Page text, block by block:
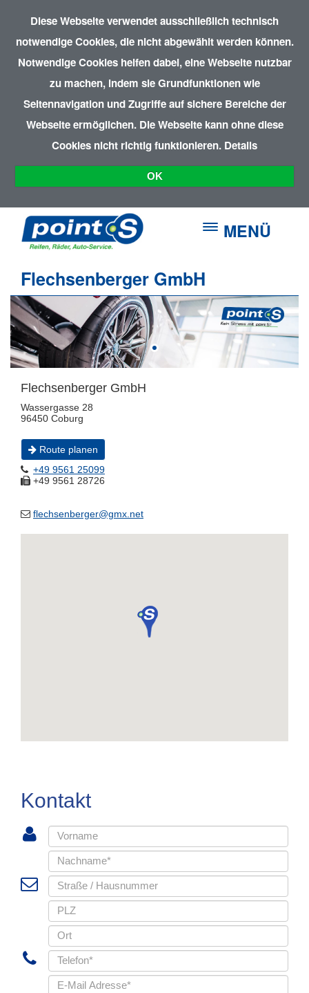
Diese Webseite verwendet ausschließlich technisch
notwendige Cookies, die nicht abgewählt werden können.
Notwendige Cookies helfen dabei, eine Webseite nutzbar
zu machen, indem sie Grundfunktionen wie
Seitennavigation und Zugriffe auf sichere Bereiche der
Webseite ermöglichen. Die Webseite kann ohne diese
Cookies nicht richtig funktionieren. Details
OK
MENÜ
Flechsenberger GmbH
Flechsenberger GmbH
Wassergasse 28
96450 Coburg
Route planen
+49 9561 25099
+49 9561 28726
flechsenberger@gmx.net